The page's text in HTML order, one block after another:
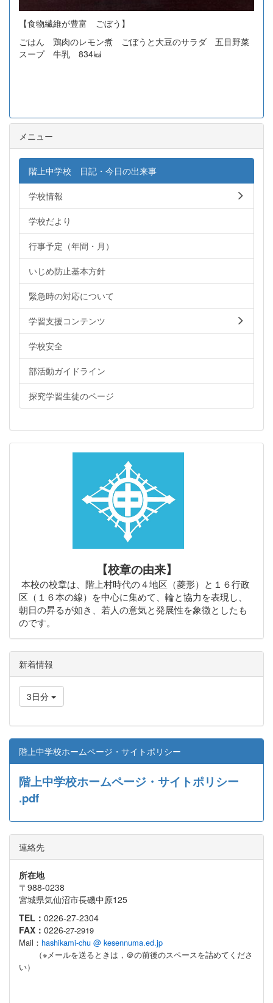
【食物繊維が豊富 ごぼう】
ごはん 鶏肉のレモン煮 ごぼうと大豆のサラダ 五目野菜
スープ 牛乳 834㎉
メニュー
階上中学校 日記・今日の出来事
学校情報
学校だより
行事予定（年間・月）
いじめ防止基本方針
緊急時の対応について
学習支援コンテンツ
学校安全
部活動ガイドライン
探究学習生徒のページ
【校章の由来】
本校の校章は、階上村時代の４地区（菱形）と１６行政
区（１６本の線）を中心に集めて、輪と協力を表現し、
朝日の昇るが如き、若人の意気と発展性を象徴としたも
のです。
新着情報
3日分
階上中学校ホームページ・サイトポリシー
階上中学校ホームページ・サイトポリシー
.pdf
連絡先
所在地
〒988-0238
宮城県気仙沼市長磯中原125
TEL： 0226-27-2304
FAX： 0226-27-2919
Mail： hashikami-chu @ kesennuma.ed.jp
（※メールを送るときは，＠の前後のスペースを詰めてくださ
い）